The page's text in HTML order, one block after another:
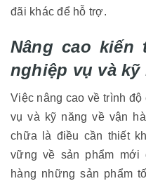
đãi khác để hỗ trợ.
Nâng cao kiến
nghiệp vụ và kỹ
Việc nâng cao về trình
vụ và kỹ năng về vận
chữa là điều cần thiết
vững về sản phẩm
hàng những sản phẩm